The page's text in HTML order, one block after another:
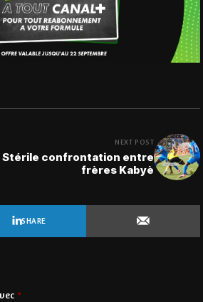
NEXT POST
Stérile confrontation entre
frères Kabyè
SHARE
*